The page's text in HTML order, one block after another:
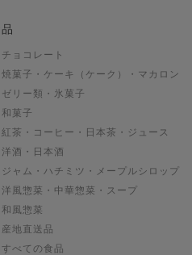
チョコレート
焼菓子・ケーキ（ケーク）・マカロン
ゼリー類・氷菓子
和菓子
紅茶・コーヒー・日本茶・ジュース
洋酒・日本酒
ジャム・ハチミツ・メープルシロップ
洋風惣菜・中華惣菜・スープ
和風惣菜
産地直送品
すべての食品